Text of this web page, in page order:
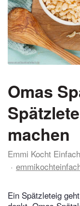
Omas
machen
Emmi Kocht Einfach
Ein Spätzleteig